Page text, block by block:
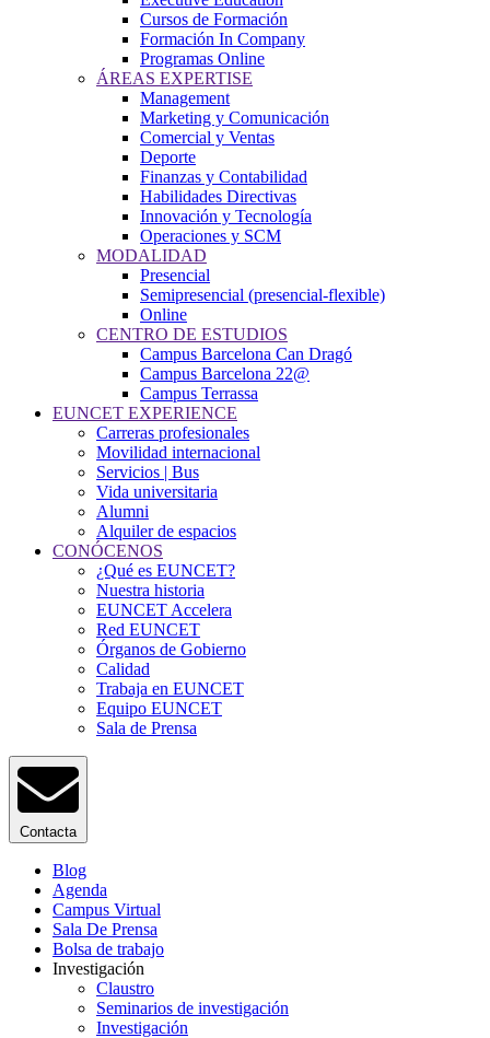
Cursos de Formación
Formación In Company
Programas Online
ÁREAS EXPERTISE
Management
Marketing y Comunicación
Comercial y Ventas
Deporte
Finanzas y Contabilidad
Habilidades Directivas
Innovación y Tecnología
Operaciones y SCM
MODALIDAD
Presencial
Semipresencial (presencial-flexible)
Online
CENTRO DE ESTUDIOS
Campus Barcelona Can Dragó
Campus Barcelona 22@
Campus Terrassa
EUNCET EXPERIENCE
Carreras profesionales
Movilidad internacional
Servicios | Bus
Vida universitaria
Alumni
Alquiler de espacios
CONÓCENOS
¿Qué es EUNCET?
Nuestra historia
EUNCET Accelera
Red EUNCET
Órganos de Gobierno
Calidad
Trabaja en EUNCET
Equipo EUNCET
Sala de Prensa
Contacta
Blog
Agenda
Campus Virtual
Sala De Prensa
Bolsa de trabajo
Investigación
Claustro
Seminarios de investigación
Investigación